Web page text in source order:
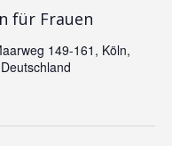
h
e n
für Frauen
149-161, Köln,